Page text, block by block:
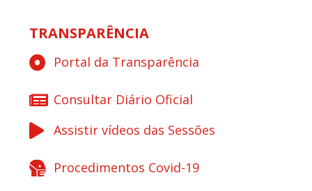
TRANSPARÊNCIA
Portal da Transparência
Consultar Diário Oficial
Assistir vídeos das Sessões
Procedimentos Covid-19